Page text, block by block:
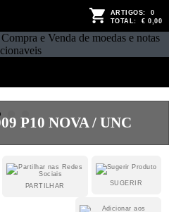
ARTIGOS: 0
TOTAL: € 0,00
P10 NOVA / UNC
SUGERIR
PARTILHAR